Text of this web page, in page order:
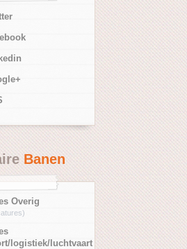
Banen
Overig
logistiek/luchtvaart